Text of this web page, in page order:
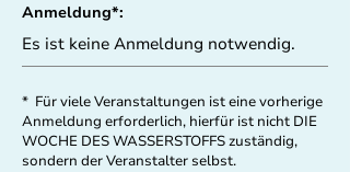
Anmeldung*:
Es ist keine Anmeldung notwendig.
* Für viele Veranstaltungen ist eine vorherige
Anmeldung erforderlich, hierfür ist nicht DIE
WOCHE DES WASSERSTOFFS zuständig,
sondern der Veranstalter selbst.